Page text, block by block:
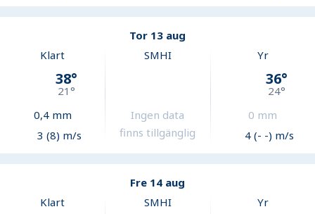
Tor 13 aug
Klart
38°
21°
0,4mm
3 (8) m/s
SMHI
Ingen data
finns tillgänglig
Yr
36°
24°
0 mm
4 (- -) m/s
Fre 14 aug
Klart
SMHI Yr